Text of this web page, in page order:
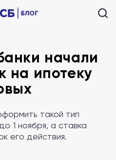
начали
на ипотеку
такой тип
1 ноября, а ставка
его действия.